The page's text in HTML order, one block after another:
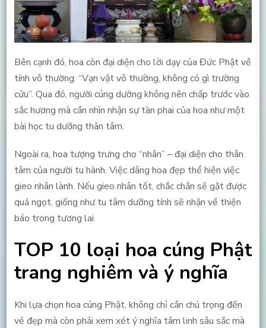
Bên cạnh đó, hoa còn đại diện cho lời dạy của Đức Phật về
tính vô thường: “Vạn vật vô thường, không có gì trường
cửu”. Qua đó, người cúng dường không nên chấp trước vào
sắc hương mà cần nhìn nhận sự tàn phai của hoa như một
bài học tu dưỡng thân tâm.
Ngoài ra, hoa tượng trưng cho “nhân” – đại diện cho thân
tâm của người tu hành. Việc dâng hoa đẹp thể hiện việc
gieo nhân lành. Nếu gieo nhân tốt, chắc chắn sẽ gặt được
quả ngọt, giống như tu tâm dưỡng tính sẽ nhận về thiện
báo trong tương lai.
TOP 10 loại hoa cúng Phật
trang nghiêm và ý nghĩa
Khi lựa chọn hoa cúng Phật, không chỉ cần chú trọng đến
vẻ đẹp mà còn phải xem xét ý nghĩa tâm linh sâu sắc mà